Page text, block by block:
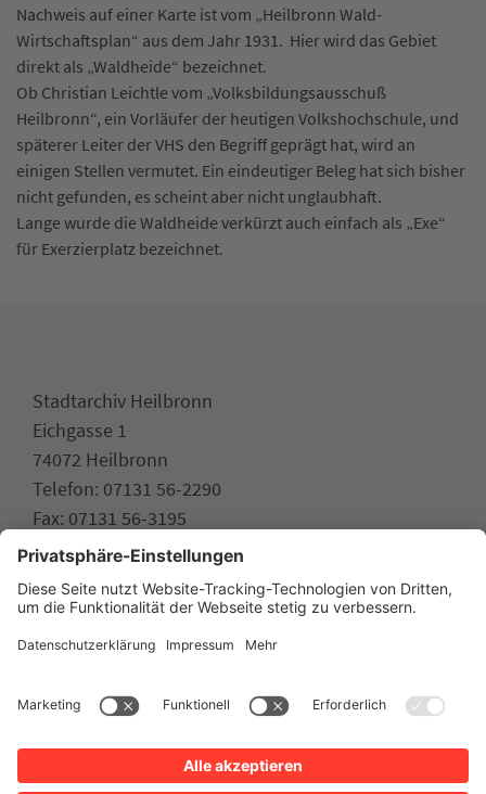
Nachweis auf einer Karte ist vom „Heilbronn Wald-
Wirtschaftsplan“ aus dem Jahr 1931. Hier wird das Gebiet
direkt als „Waldheide“ bezeichnet.
Ob Christian Leichtle vom „Volksbildungsausschuß
Heilbronn“, ein Vorläufer der heutigen Volkshochschule, und
späterer Leiter der VHS den Begriff geprägt hat, wird an
einigen Stellen vermutet. Ein eindeutiger Beleg hat sich bisher
nicht gefunden, es scheint aber nicht unglaubhaft.
Lange wurde die Waldheide verkürzt auch einfach als „Exe“
für Exerzierplatz bezeichnet.
Stadtarchiv Heilbronn
Eichgasse 1
74072 Heilbronn
Telefon: 07131 56-2290
Fax: 07131 56-3195
stadtarchiv.heilbronn.de
www.heilbronn.de
Datenschutz